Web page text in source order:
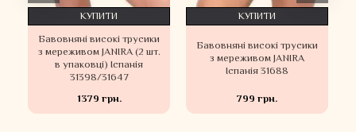
Бавовняні високі трусики
з мереживом JANIRA (2 шт.
в упаковці) Іспанія
31398/31647
1379 грн.
КУПИТИ
Бавовняні високі трусики
з мереживом JANIRA
Іспанія 31688
799 грн.
КУПИТИ